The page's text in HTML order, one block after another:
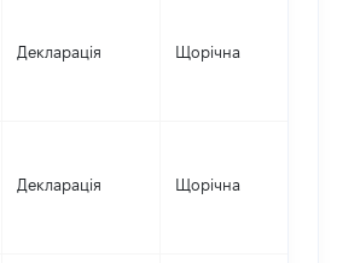
Декларація Щорічна
Декларація Щорічна